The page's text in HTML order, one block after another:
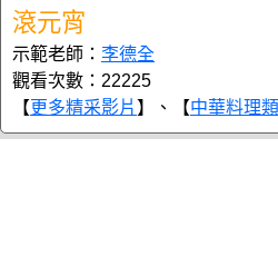
滾元宵
示範老師： 李德全
觀看次數：22225
【更多精采影片 】、【中華料理